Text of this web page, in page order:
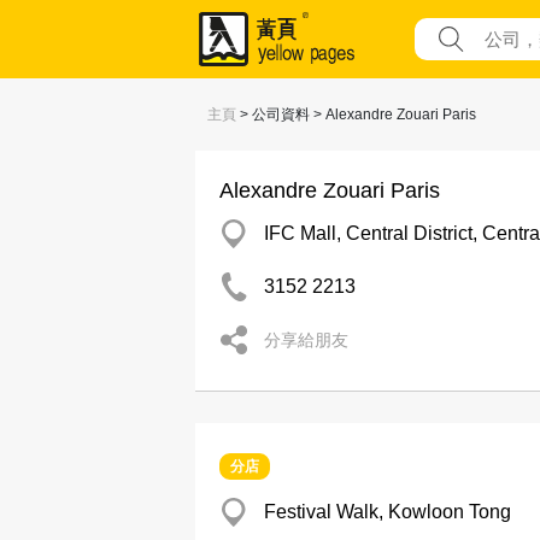
主頁 > 公司資料 > Alexandre Zouari Paris
Alexandre Zouari Paris
IFC Mall, Central District,
3152 2213
分享給朋友
分店
Festival Walk, Kowloon Tong